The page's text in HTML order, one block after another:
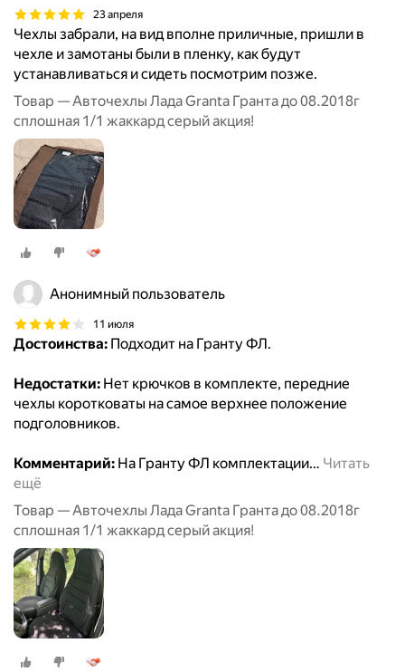
23 апреля
Чехлы забрали, на вид вполне приличные, пришли в
чехле и замотаны были в пленку, как будут
устанавливаться и сидеть посмотрим позже.
Товар — Авточехлы Лада Granta Гранта до 08.2018г
сплошная 1/1 жаккард серый акция!
Анонимный пользователь
11 июля
Достоинства: Подходит на Гранту ФЛ.
Недостатки: Нет крючков в комплекте, передние
чехлы коротковаты на самое верхнее положение
подголовников.
Комментарий: На Гранту ФЛ комплектации… Читать
ещё
Товар — Авточехлы Лада Granta Гранта до 08.2018г
сплошная 1/1 жаккард серый акция!